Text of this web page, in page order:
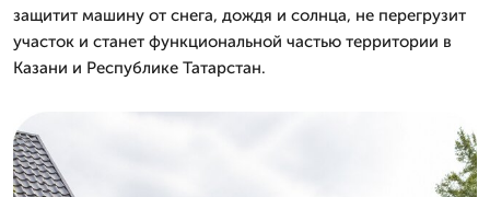
защитит машину от снега, дождя и солнца, не перегрузит
участок и станет функциональной частью территории в
Казани и Республике Татарстан.